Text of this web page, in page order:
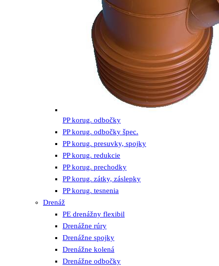
PP korug. odbočky
PP korug. odbočky špec.
PP korug. presuvky, spojky
PP korug. redukcie
PP korug. prechodky
PP korug. zátky, záslepky
PP korug. tesnenia
Drenáž
PE drenážny flexibil
Drenážne rúry
Drenážne spojky
Drenážne kolená
Drenážne odbočky